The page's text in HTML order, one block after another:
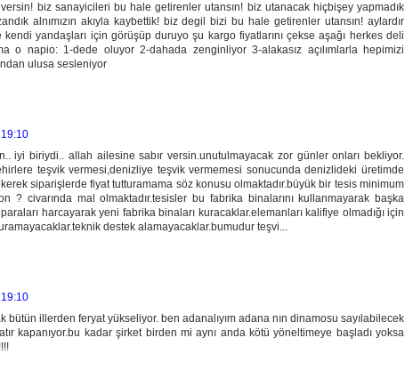
biz sanayicileri bu hale getirenler utansın! biz utanacak hiçbişey yapmadık
alnımızın akıyla kaybettik! biz degil bizi bu hale getirenler utansın! aylardır
kendi yandaşları için görüşüp duruyo şu kargo fiyatlarını çekse aşağı herkes deli
o napio: 1-dede oluyor 2-dahada zenginliyor 3-alakasız açılımlarla hepimizi
ulusa sesleniyor
iyi biriydi.. allah ailesine sabır versin.unutulmayacak zor günler onları bekliyor.
teşvik vermesi,denizliye teşvik vermemesi sonucunda denizlideki üretimde
siparişlerde fiyat tutturamama söz konusu olmaktadır.büyük bir tesis minimum
? civarında mal olmaktadır.tesisler bu fabrika binalarını kullanmayarak başka
harcayarak yeni fabrika binaları kuracaklar.elemanları kalifiye olmadığı için
destek alamayacaklar.bumudur teşvi...
bütün illerden feryat yükseliyor. ben adanalıyım adana nın dinamosu sayılabilecek
kapanıyor.bu kadar şirket birden mi aynı anda kötü yöneltimeye başladı yoksa